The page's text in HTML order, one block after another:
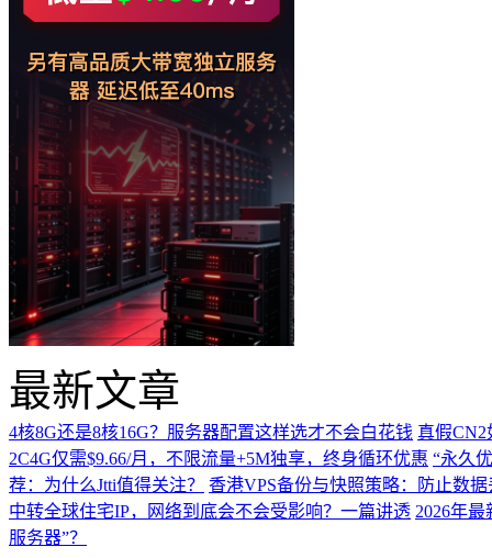
最新文章
4核8G还是8核16G？服务器配置这样选才不会白花钱 真假CN2
2C4G仅需$9.66/月，不限流量+5M独享，终身循环优惠 “永久
荐：为什么Jtti值得关注？
香港VPS备份与快照策略：防止数
中转全球住宅IP，网络到底会不会受影响？一篇讲透 2026年
服务器”？